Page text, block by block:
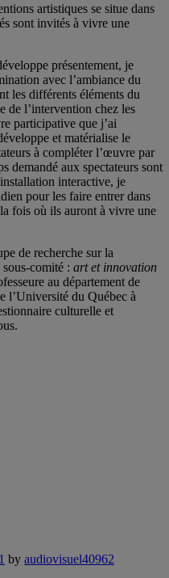
artistiques se situe dans
sont invités à vivre une
présentement, je
avec l’ambiance du
les différents éléments du
de l’intervention chez les
participative que j’ai
et matérialise le
à compléter l’œuvre par
demandé aux spectateurs sont
interactive, je
pour les faire entrer dans
fois où ils auront à vivre une
de recherche sur la
comité : art et innovation
au département de
l’Université du Québec à
culturelle et
by audiovisuel40962